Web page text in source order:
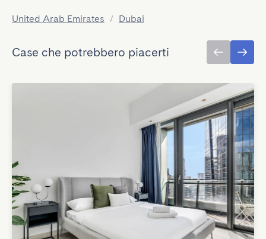
United Arab Emirates / Dubai
Case che potrebbero piacerti